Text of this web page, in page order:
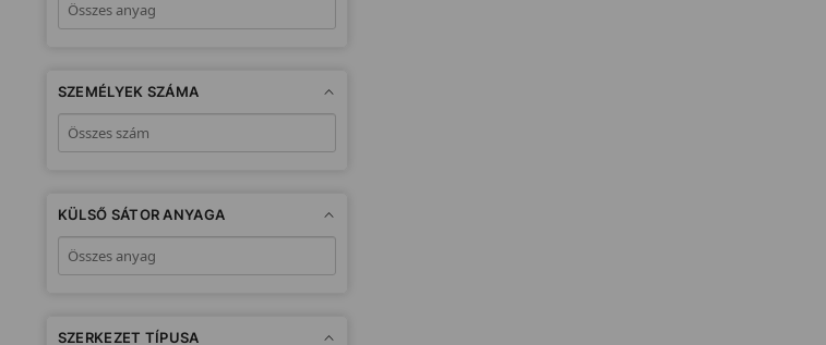
SZEMÉLYEK SZÁMA
KÜLSŐ SÁTOR ANYAGA
SZERKEZET TÍPUSA